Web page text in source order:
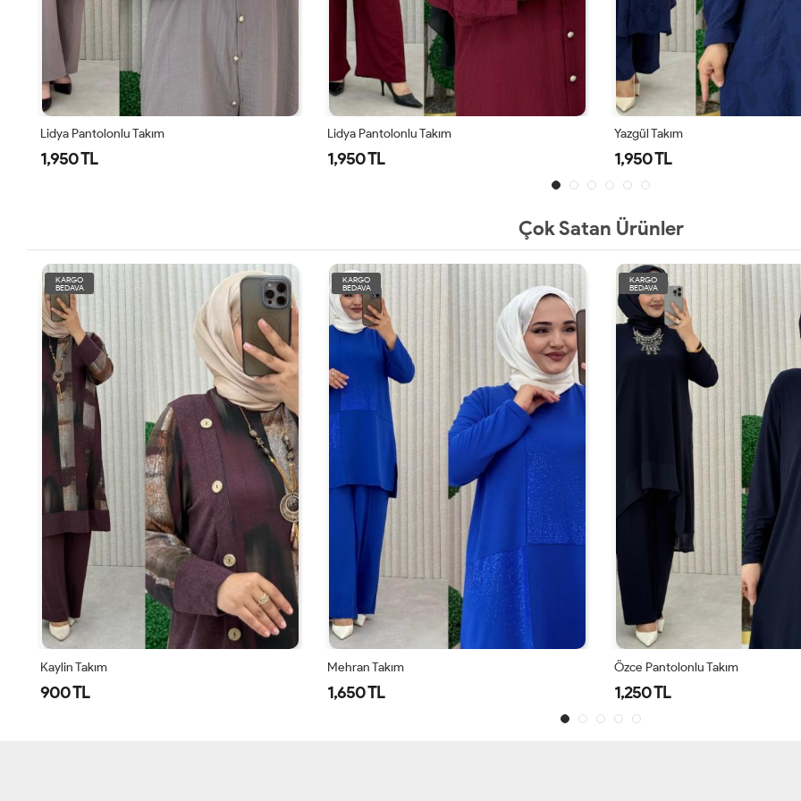
Lidya Pantolonlu Takım
1,950 TL
Yazgül Takım
1,950 TL
Alya Takım
1,950 TL
Çok Satan Ürünler
KARGO
BEDAVA
Mehran Takım
1,650 TL
KARGO
BEDAVA
Özce Pantolonlu Takım
1,250 TL
KARGO
BEDAVA
Mehran Takım
1,650 TL